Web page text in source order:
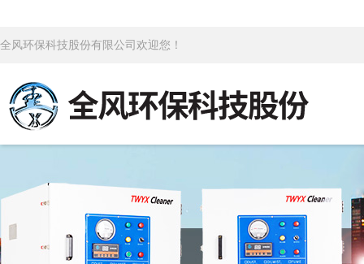
全风环保科技股份有限公司欢迎您！